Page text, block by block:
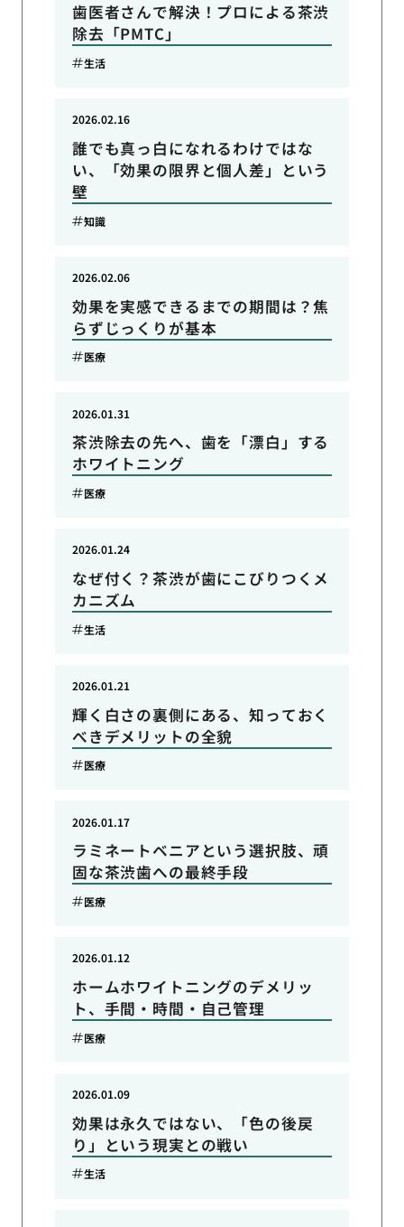
歯医者さんで解決！プロによる茶渋
除去「PMTC」
生活
誰でも真っ白になれるわけではな
い、「効果の限界と個人差」という
壁
2026.02.16
知識
効果を実感できるまでの期間は？焦
らずじっくりが基本
2026.02.06
医療
茶渋除去の先へ、歯を「漂白」する
ホワイトニング
2026.01.31
医療
なぜ付く？茶渋が歯にこびりつくメ
カニズム
2026.01.24
生活
輝く白さの裏側にある、知っておく
べきデメリットの全貌
2026.01.21
医療
ラミネートベニアという選択肢、頑
固な茶渋歯への最終手段
2026.01.17
医療
ホームホワイトニングのデメリッ
ト、手間・時間・自己管理
2026.01.12
医療
効果は永久ではない、「色の後戻
り」という現実との戦い
2026.01.09
生活